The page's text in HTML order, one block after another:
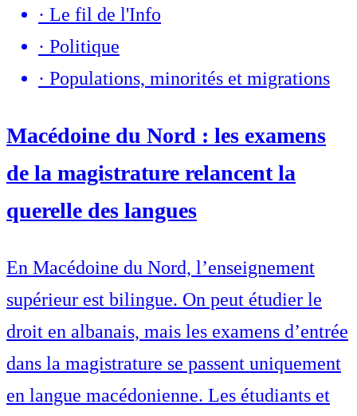
· Le fil de l'Info
· Politique
· Populations, minorités et migrations
Macédoine du Nord : les examens
de la magistrature relancent la
querelle des langues
En Macédoine du Nord, l’enseignement
supérieur est bilingue. On peut étudier le
droit en albanais, mais les examens d’entrée
dans la magistrature se passent uniquement
en langue macédonienne. Les étudiants et